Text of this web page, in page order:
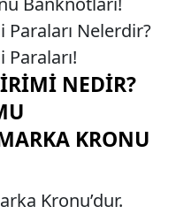
Nelerdir?
NEDIR?
KRONU
Kronu’dur.